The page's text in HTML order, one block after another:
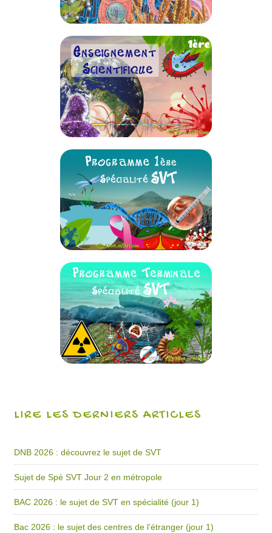
LIRE LES DERNIERS ARTICLES
DNB 2026 : découvrez le sujet de SVT
Sujet de Spé SVT Jour 2 en métropole
BAC 2026 : le sujet de SVT en spécialité (jour 1)
Bac 2026 : le sujet des centres de l’étranger (jour 1)